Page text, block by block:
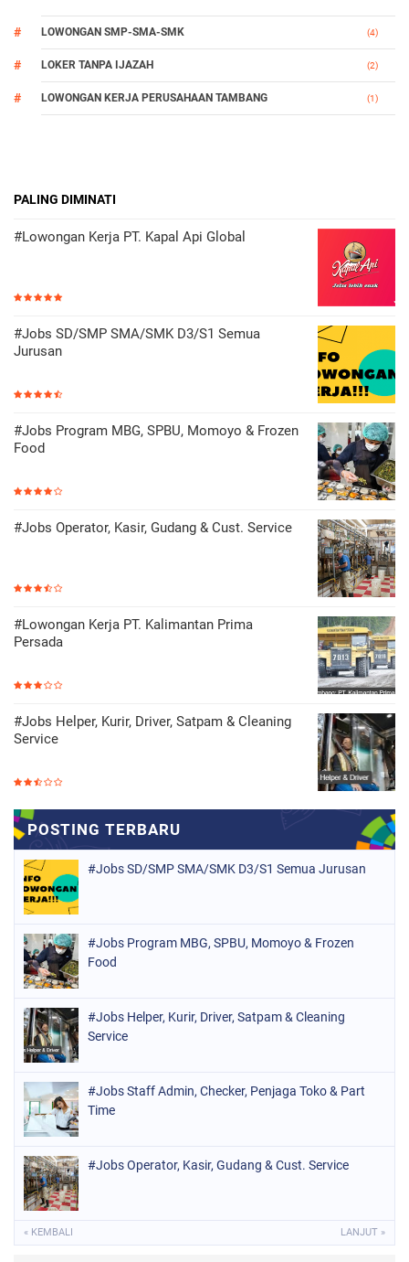
LOWONGAN SMP-SMA-SMK (4)
LOKER TANPA IJAZAH (2)
LOWONGAN KERJA PERUSAHAAN TAMBANG (1)
PALING DIMINATI
#Lowongan Kerja PT. Kapal Api Global
#Jobs SD/SMP SMA/SMK D3/S1 Semua
Jurusan
#Jobs Program MBG, SPBU, Momoyo & Frozen
Food
#Jobs Operator, Kasir, Gudang & Cust. Service
#Lowongan Kerja PT. Kalimantan Prima
Persada
#Jobs Helper, Kurir, Driver, Satpam & Cleaning
Service
#Jobs SD/SMP SMA/SMK D3/S1 Semua Jurusan
#Jobs Program MBG, SPBU, Momoyo & Frozen
Food
#Jobs Helper, Kurir, Driver, Satpam & Cleaning
Service
#Jobs Staff Admin, Checker, Penjaga Toko & Part
Time
#Jobs Operator, Kasir, Gudang & Cust. Service
« KEMBALI LANJUT »